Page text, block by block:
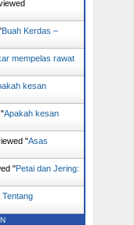
Buah Kerdas –
mempelas rawat
kesan
Apakah kesan
"Asas
"Petai dan Jering: